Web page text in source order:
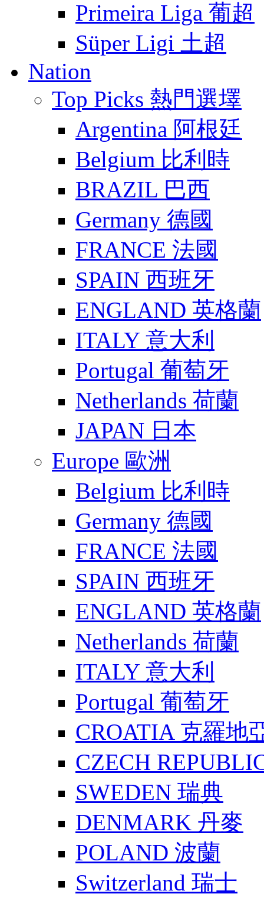
Primeira Liga 葡超
Süper Ligi 土超
Nation
Top Picks 熱門選墿
Argentina 阿根廷
Belgium 比利時
BRAZIL 巴西
Germany 德國
FRANCE 法國
SPAIN 西班牙
ENGLAND 英格蘭
ITALY 意大利
Portugal 葡萄牙
Netherlands 荷蘭
JAPAN 日本
Europe 歐洲
Belgium 比利時
Germany 德國
FRANCE 法國
SPAIN 西班牙
ENGLAND 英格蘭
Netherlands 荷蘭
ITALY 意大利
Portugal 葡萄牙
CROATIA 克羅地
CZECH
SWEDEN 瑞典
DENMARK 丹麥
POLAND 波蘭
Switzerland 瑞士